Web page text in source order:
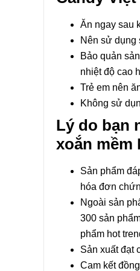
Ăn ngay sau
Nên sử dụng
Bảo quản
nhiệt độ cao
Trẻ em nên
Không sử
Lý do bạn
xoắn mềm
Sản phẩm
hóa đơn
Ngoài sản
300 sản
phẩm hot
Sản xuất đạt
Cam kết